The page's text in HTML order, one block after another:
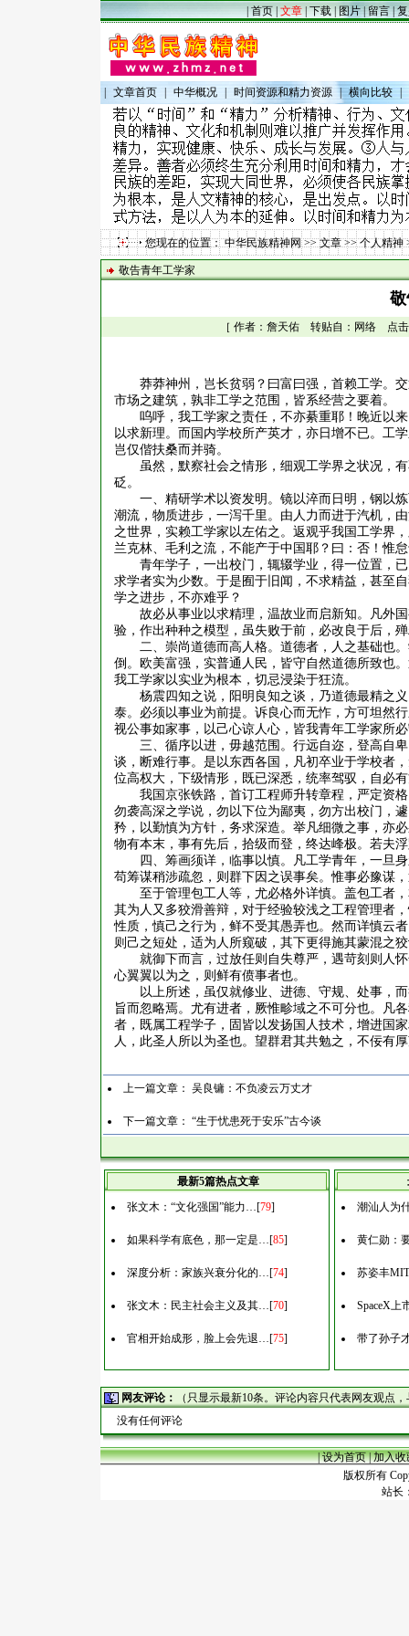
|首页|文章|下载| 图片|留言|
文章首页 中华概况 时间资源和精力资源 | 横向比较
您现在的位置：中华民族精神网>>文章>>个人精神
敬告青年工学家
［ 作者：詹天佑 转贴自：网络 点
莽莽神州，岂长贫弱？曰富曰强，首赖工学。
市场之建筑，孰非工学之范围，皆系经营之要着。
呜呼，我工学家之责任，不亦綦重耶！晚近以
以求新理。而国内学校所产英才，亦日增不已。工
岂仅偕扶桑而并骑。
虽然，默察社会之情形，细观工学界之状况，
砭。
一、精研学术以资发明。镜以淬而日明，钢以
潮流，物质进步，一泻千里。由人力而进于汽机，
之世界，实赖工学家以左佑之。返观乎我国工学界
兰克林、毛利之流，不能产于中国耶？曰：否！惟
青年学子，一出校门，辄辍学业，得一位置，
求学者实为少数。于是囿于旧闻，不求精益，甚至
学之进步，不亦难乎？
故必从事业以求精理，温故业而启新知。凡外
验，作出种种之模型，虽失败于前，必改良于后，
二、崇尚道德而高人格。道德者，人之基础也
倒。欧美富强，实普通人民，皆守自然道德所致也
我工学家以实业为根本，切忌浸染于狂流。
杨震四知之说，阳明良知之谈，乃道德最精之
泰。必须以事业为前提。诉良心而无怍，方可坦然
视公事如家事，以己心谅人心，皆我青年工学家所
三、循序以进，毋越范围。行远自迩，登高自
谈，断难行事。是以东西各国，凡初卒业于学校者
位高权大，下级情形，既已深悉，统率驾驭，自必
我国京张铁路，首订工程师升转章程，严定资
勿袭高深之学说，勿以下位为鄙夷，勿方出校门，
矜，以勤慎为方针，务求深造。举凡细微之事，亦
物有本末，事有先后，拾级而登，终达峰极。若夫
四、筹画须详，临事以慎。凡工学青年，一旦
苟筹谋稍涉疏忽，则群下因之误事矣。惟事必豫谋
至于管理包工人等，尤必格外详慎。盖包工者
其为人又多狡滑善辩，对于经验较浅之工程管理者
性质，慎己之行为，鲜不受其愚弄也。然而详慎云
则己之短处，适为人所窥破，其下更得施其蒙混之
就御下而言，过放任则自失尊严，遇苛刻则人
心翼翼以为之，则鲜有偾事者也。
以上所述，虽仅就修业、进德、守规、处事，
旨而忽略焉。尤有进者，厥惟畛域之不可分也。凡
者，既属工程学子，固皆以发扬国人技术，增进国
人，此圣人所以为圣也。望群君其共勉之，不佞有
上一篇文章： 吴良镛：不负凌云万丈才
下一篇文章： “生于忧患死于安乐”古今谈
最新5篇热点文章
张文木：“文化强国”能力…[79]
如果科学有底色，那一定是…[85]
深度分析：家族兴衰分化的…[74]
张文木：民主社会主义及其…[70]
官相开始成形，脸上会先退…[75]
潮汕人为
黄仁勋：
苏姿丰
SpaceX
带了孙子
网友评论：
（只显示最新10条。评论内容只代表网友观点
没有任何评论
|设为首页|加入收
版权所有
站长